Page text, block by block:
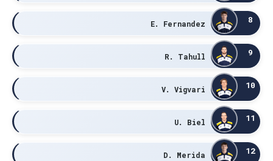
E. Fernandez 8
R. Tahull 9
V. Vigvari 10
U. Biel 11
D. Merida 12